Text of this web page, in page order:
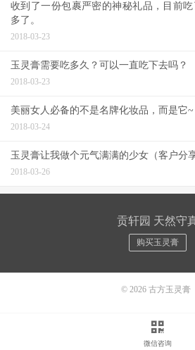
收到了一份包裹严密的神秘礼品，目前
多了。
2018-03-23
玉灵膏需要吃多久？可以一直吃下去吗？
2018-03-23
美丽女人必备的不是名牌化妆品，而是它~
2018-03-24
玉灵膏让我做个元气满满的少女（客户分享
2018-03-26
贡轩园 天然守
购买玉灵膏
© 2026 古方玉灵膏
微信咨询